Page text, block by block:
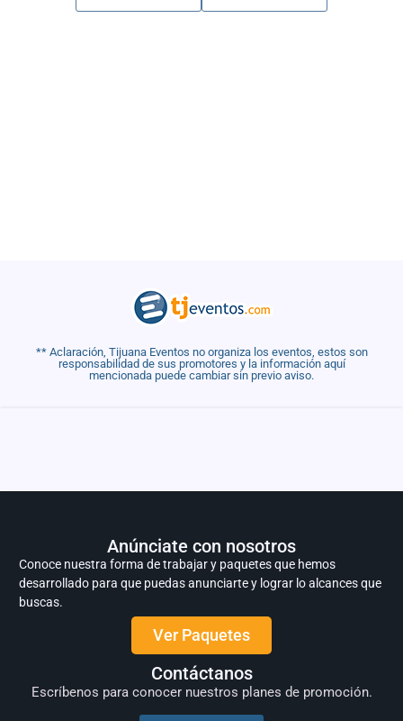
** Aclaración, Tijuana Eventos no organiza los eventos, estos son
responsabilidad de sus promotores y la información aquí
mencionada puede cambiar sin previo aviso.
Anúnciate con nosotros
Conoce nuestra forma de trabajar y paquetes que hemos
desarrollado para que puedas anunciarte y lograr lo alcances que
buscas.
Ver Paquetes
Contáctanos
Escríbenos para conocer nuestros planes de promoción.